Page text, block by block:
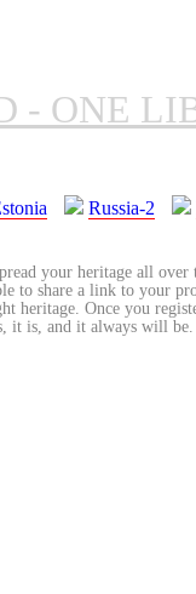
- ONE
Russia-2
your heritage all over
to share a link to your
heritage. Once you
it is, and it always will be.